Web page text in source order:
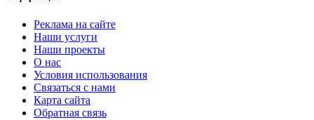
Реклама на сайте
Наши услуги
Наши проекты
О нас
Условия использования
Связаться с нами
Карта сайта
Обратная связь